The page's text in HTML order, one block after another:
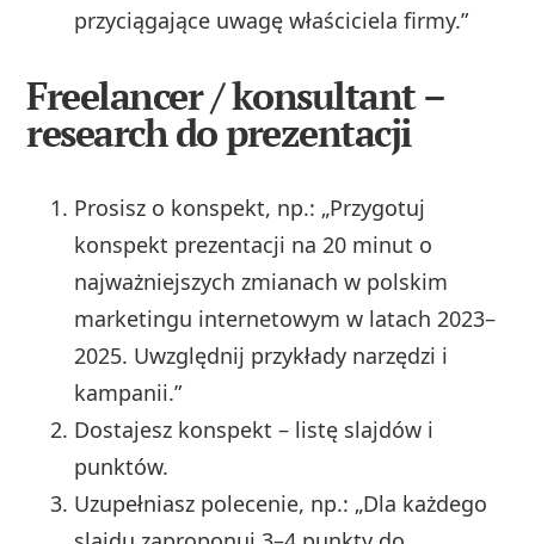
przyciągające uwagę właściciela firmy.”
Freelancer / konsultant –
research do prezentacji
Prosisz o konspekt, np.: „Przygotuj
konspekt prezentacji na 20 minut o
najważniejszych zmianach w polskim
marketingu internetowym w latach 2023–
2025. Uwzględnij przykłady narzędzi i
kampanii.”
Dostajesz konspekt – listę slajdów i
punktów.
Uzupełniasz polecenie, np.: „Dla każdego